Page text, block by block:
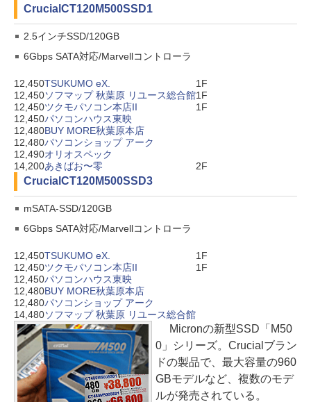
Crucial CT120M500SSD1
2.5インチSSD/120GB
6Gbps SATA対応/Marvellコントローラ
12,450TSUKUMO eX.
1F
12,450ソフマップ 秋葉原 リユース総合館1F
12,450ツクモパソコン本店II
1F
12,450パソコンハウス東映
12,480BUY MORE秋葉原本店
12,480パソコンショップ アーク
12,490オリオスペック
14,200あきばお〜零 2F
Crucial CT120M500SSD3
mSATA-SSD/120GB
6Gbps SATA対応/Marvellコントローラ
12,450TSUKUMO eX.
1F
12,450ツクモパソコン本店II
1F
12,450パソコンハウス東映
12,480BUY MORE秋葉原本店
12,480パソコンショップ アーク
14,480ソフマップ 秋葉原 リユース総合館
Micronの新型SSD「M50
0」シリーズ。Crucialブラン
ドの製品で、最大容量の960
GBモデルなど、複数のモデ
ルが発売されている。